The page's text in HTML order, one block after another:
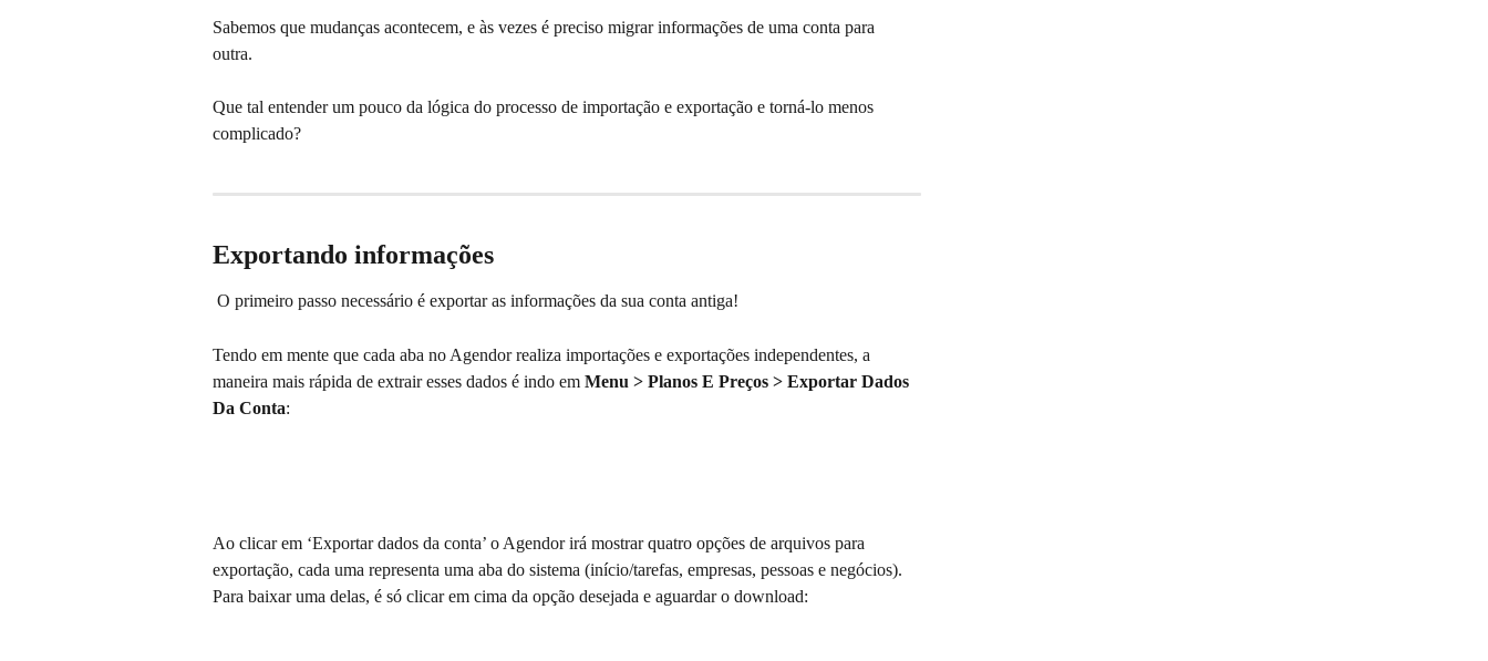
Sabemos que mudanças acontecem, e às vezes é preciso migrar informações de uma conta para
outra.
Que tal entender um pouco da lógica do processo de importação e exportação e torná-lo menos
complicado?
Exportando informações
O primeiro passo necessário é exportar as informações da sua conta antiga!
Tendo em mente que cada aba no Agendor realiza importações e exportações independentes, a
maneira mais rápida de extrair esses dados é indo em Menu > Planos E Preços > Exportar Dados
Da Conta:
Ao clicar em ‘Exportar dados da conta’ o Agendor irá mostrar quatro opções de arquivos para
exportação, cada uma representa uma aba do sistema (início/tarefas, empresas, pessoas e negócios).
Para baixar uma delas, é só clicar em cima da opção desejada e aguardar o download: